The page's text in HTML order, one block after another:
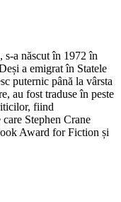
a născut în 1972 în
a emigrat în Statele
puternic până la vârsta
au fost traduse în peste
fiind
Stephen Crane
Award for Fiction și